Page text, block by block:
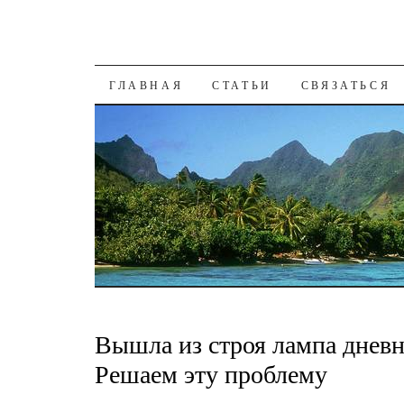
К СОДЕРЖАНИЮ
ГЛАВНАЯ СТАТЬИ СВЯЗАТЬСЯ
Вышла из строя лампа
Решаем эту проблему